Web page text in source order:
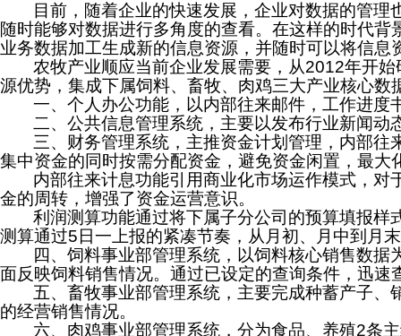
目前，随着企业的快速发展，企业对数据的管
随时能够对数据进行多角度的查看。在这样的时代
业务数据加工生成新的信息资源， 并随时可以将信息
农牧产业顺应当前企业发展需要，从2012年开始
源优势，集成下属饲料、畜牧、肉鸡三大产业核心数
一、个人办公功能，以内部往来邮件，工作进度
二、公共信息管理系统，主要以发布行业新闻
三、财务管理系统，主推资金计划管理，内部
集中资金的同时按需分配资金，避免资金闲置，最大
内部往来计息功能引用商业化市场运作模式，
金的周转，增强了资金运营意识。
利润测算功能通过将下属子分公司的预算填报
测算通过5 日一上报的紧凑节奏，从月初、月中到月
四、饲料事业部管理系统，以饲料核心销售数
面反映饲料销售情况。通过已设定的查询条件，迅
五、畜牧事业部管理系统，主要完成种蓄产子
的经营销售情况。
六、肉鸡事业部管理系统，分为食品、养殖2条